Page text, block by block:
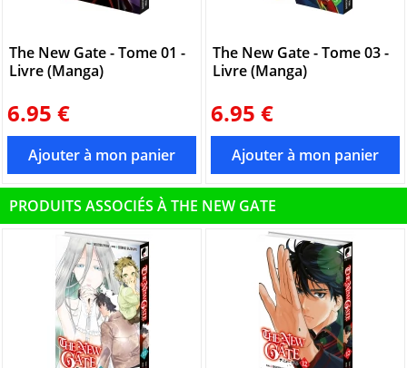
The New Gate - Tome 01 -
Livre (Manga)
6.95 €
The New Gate - Tome 03 -
Livre (Manga)
6.95 €
PRODUITS ASSOCIÉS À THE NEW GATE